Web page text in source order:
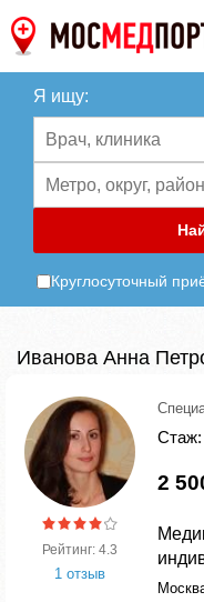
Я ищу:
Круглосуточный
Иванова Анна
Рейтинг: 4.3
1 отзыв
Стаж:
2